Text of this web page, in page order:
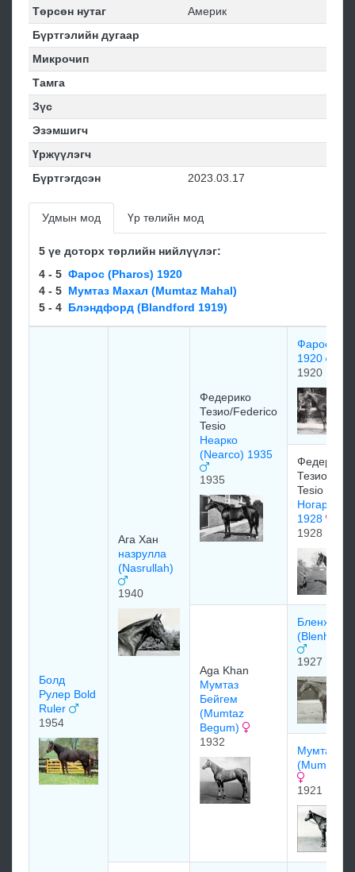
Төрсөн нутаг
Америк
Бүртгэлийн дугаар
Микрочип
Тамга
Зүс
Эзэмшигч
Үржүүлэгч
Бүртгэгдсэн
2023.03.17
Удмын мод Үр төлийн мод
5 үе доторх төрлийн нийлүүлэг:
4 - 5 Фарос (Pharos) 1920
4 - 5 Мумтаз Махал (Mumtaz Mahal)
5 - 4 Блэндфорд (Blandford 1919)
Болд
Рулер Bold
Ruler
1954
Ага Хан
назрулла
(Nasrullah)
1940
Федерико
Тезио/Federico
Tesio
Неарко
(Nearco) 1935
1935
Фарос
1920
1920
Федерико
Тезио/
Tesio
Ногара
1928
1928
Aga Khan
Mумтаз
Бeйгeм
(Mumtaz
Begum)
1932
Бленхейм
(Blenheim
1927
Мумтаз
(Mumtaz
1921